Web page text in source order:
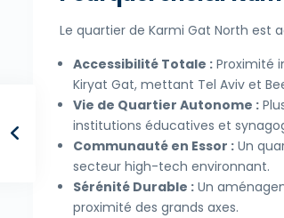
Le quartier de Karmi Gat North est
Accessibilité Totale : Proximité
Kiryat Gat, mettant Tel Aviv et
Vie de Quartier Autonome :
institutions éducatives et
Communauté en Essor : Un
secteur high-tech environnant.
Sérénité Durable : Un
proximité des grands axes.